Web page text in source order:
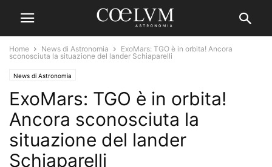
Home News di Astronomia
ExoMars: TGO è in orbita! Ancora
sconosciuta la situazione del lander Schiaparelli
News di Astronomia
ExoMars: TGO è in orbita!
Ancora sconosciuta la
situazione del lander
Schiaparelli